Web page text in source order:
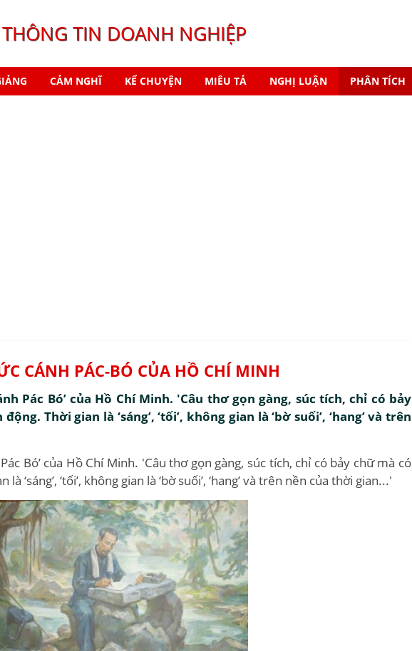
THÔNG TIN DOANH NGHIỆP
CẢM NGHĨ KỂ CHUYỆN MIÊU TẢ NGHỊ LUẬN PHÂN TÍCH
CÁNH PÁC-BÓ CỦA HỒ CHÍ MINH
Pác Bó’ của Hồ Chí Minh. 'Câu thơ gọn gàng, súc tích, chỉ có bảy
Thời gian là ‘sáng’, ‘tối’, không gian là ‘bờ suối’, ‘hang’ và trên
Bó’ của Hồ Chí Minh. 'Câu thơ gọn gàng, súc tích, chỉ có bảy chữ mà có
‘sáng’, ‘tối’, không gian là ‘bờ suối’, ‘hang’ và trên nền của thời gian...'